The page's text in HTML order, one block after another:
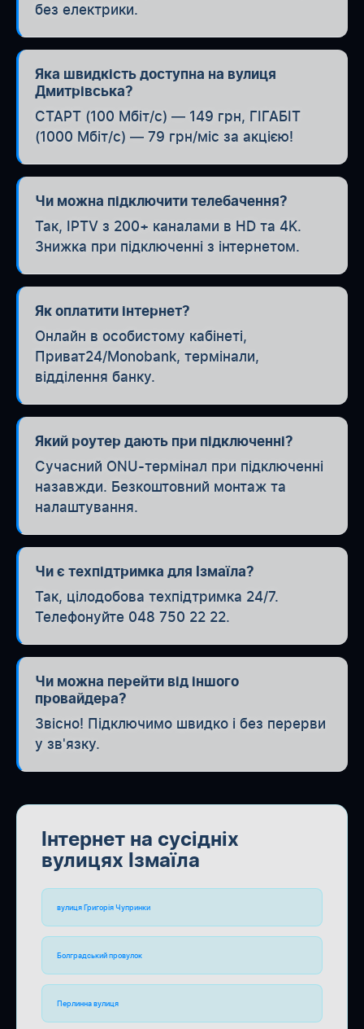
без електрики.
Яка швидкість доступна на вулиця
Дмитрівська?
СТАРТ (100 Мбіт/с) — 149 грн, ГІГАБІТ
(1000 Мбіт/с) — 79 грн/міс за акцією!
Чи можна підключити телебачення?
Так, IPTV з 200+ каналами в HD та 4K.
Знижка при підключенні з інтернетом.
Як оплатити інтернет?
Онлайн в особистому кабінеті,
Приват24/Monobank, термінали,
відділення банку.
Який роутер дають при підключенні?
Сучасний ONU-термінал при підключенні
назавжди. Безкоштовний монтаж та
налаштування.
Чи є техпідтримка для Ізмаїла?
Так, цілодобова техпідтримка 24/7.
Телефонуйте 048 750 22 22.
Чи можна перейти від іншого
провайдера?
Звісно! Підключимо швидко і без перерви
у зв'язку.
Інтернет на сусідніх
вулицях Ізмаїла
вулиця Григорія Чупринки
Болградський провулок
Перлинна вулиця